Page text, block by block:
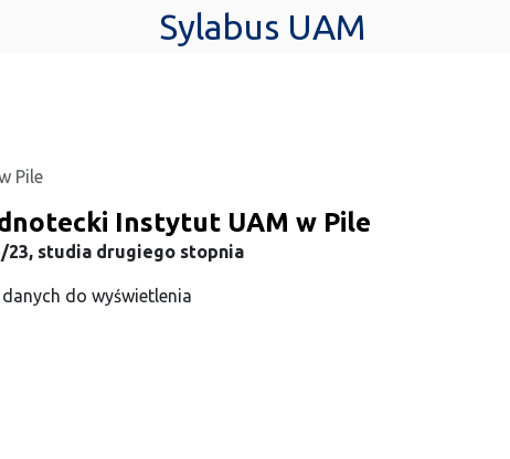
Sylabus UAM
Pile
Instytut UAM w Pile
23, studia drugiego stopnia
danych do wyświetlenia